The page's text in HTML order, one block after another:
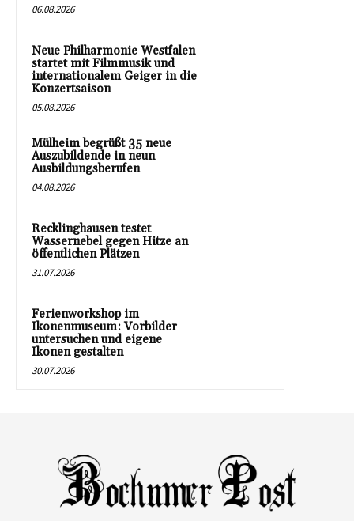
06.08.2026
Neue Philharmonie Westfalen
startet mit Filmmusik und
internationalem Geiger in die
Konzertsaison
05.08.2026
Mülheim begrüßt 35 neue
Auszubildende in neun
Ausbildungsberufen
04.08.2026
Recklinghausen testet
Wassernebel gegen Hitze an
öffentlichen Plätzen
31.07.2026
Ferienworkshop im
Ikonenmuseum: Vorbilder
untersuchen und eigene
Ikonen gestalten
30.07.2026